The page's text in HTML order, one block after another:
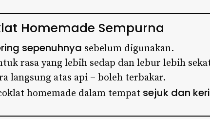
Homemade Sempurna
sepenuhnya sebelum digunakan.
rasa yang lebih sedap dan lebur lebih
langsung atas api – boleh terbakar.
homemade dalam tempat sejuk dan